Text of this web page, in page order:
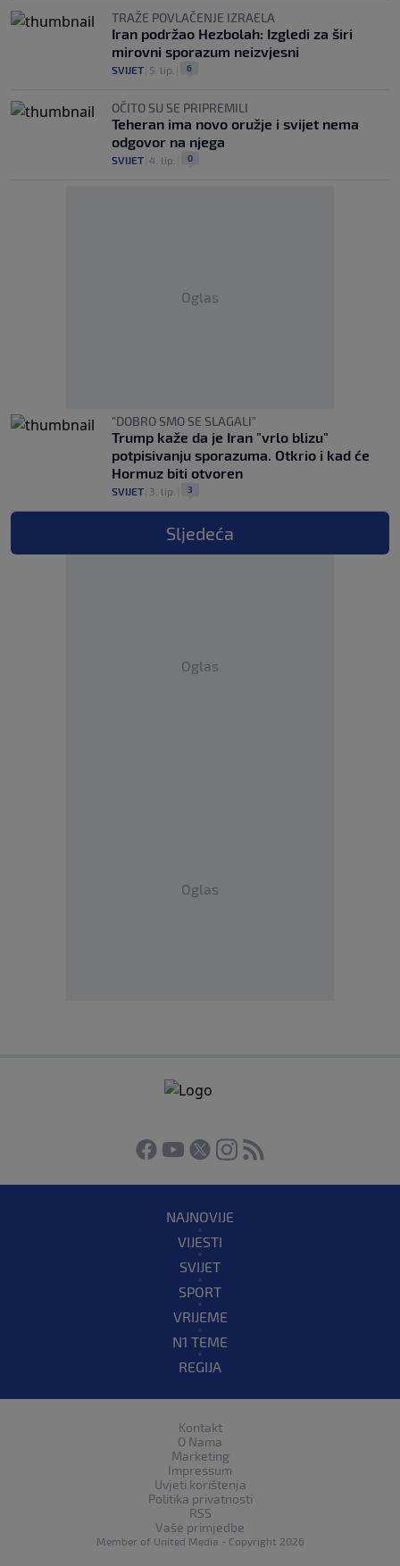
TRAŽE POVLAČENJE IZRAELA
Iran podržao Hezbolah: Izgledi za širi
mirovni sporazum neizvjesni
SVIJET 5. lip. 6
OČITO SU SE PRIPREMILI
Teheran ima novo oružje i svijet nema
odgovor na njega
SVIJET 4. lip. 0
Oglas
"DOBRO SMO SE SLAGALI"
Trump kaže da je Iran "vrlo blizu"
potpisivanju sporazuma. Otkrio i kad će
Hormuz biti otvoren
SVIJET 3. lip. 3
Sljedeća
Oglas
Oglas
NAJNOVIJE
VIJESTI
SVIJET
SPORT
VRIJEME
N1 TEME
REGIJA
Kontakt
O Nama
Marketing
Impressum
Uvjeti korištenja
Politika privatnosti
RSS
Vaše primjedbe
Member of United Media - Copyright 2026